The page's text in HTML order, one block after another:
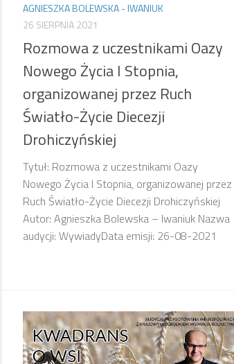
AGNIESZKA BOLEWSKA - IWANIUK
26 SIERPNIA 2021
Rozmowa z uczestnikami Oazy
Nowego Życia I Stopnia,
organizowanej przez Ruch
Światło-Życie Diecezji
Drohiczyńskiej
Tytuł: Rozmowa z uczestnikami Oazy
Nowego Życia I Stopnia, organizowanej przez
Ruch Światło-Życie Diecezji Drohiczyńskiej
Autor: Agnieszka Bolewska – Iwaniuk Nazwa
audycji: WywiadyData emisji: 26-08-2021